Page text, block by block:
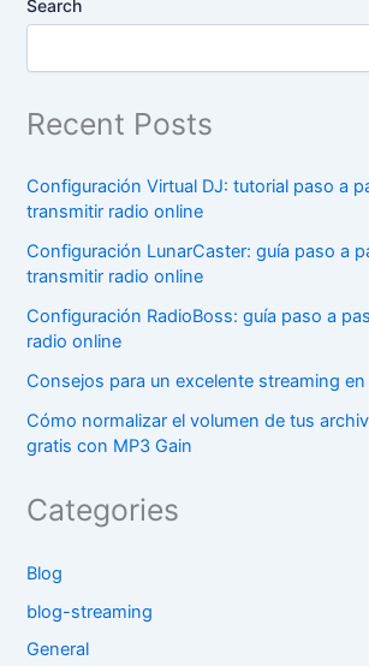
Search
Recent Posts
Configuración Virtual DJ: tutorial paso a
transmitir radio online
Configuración LunarCaster: guía paso a
transmitir radio online
Configuración RadioBoss: guía paso a
radio online
Consejos para un excelente streaming
Cómo normalizar el volumen de tus
gratis con MP3 Gain
Categories
Blog
blog-streaming
General